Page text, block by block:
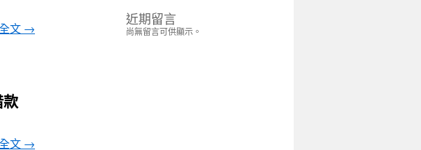
文 →
文 →
近期留言
尚無留言可供顯示。